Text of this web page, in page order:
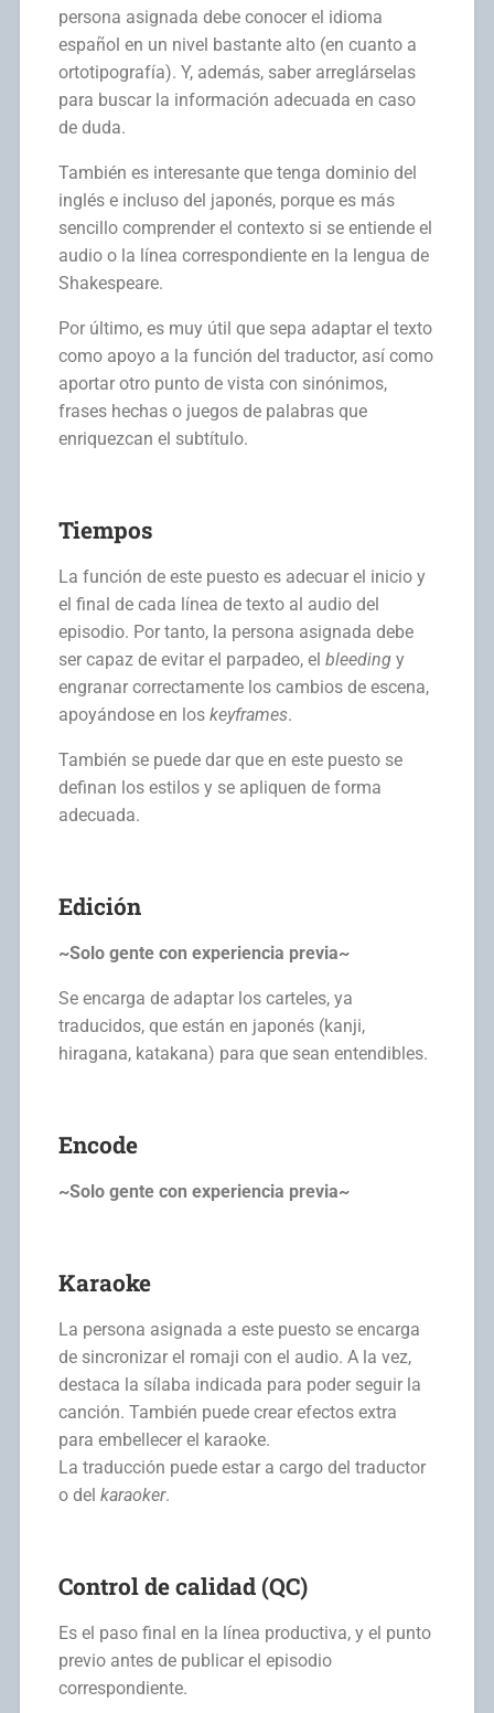
persona asignada debe conocer el idioma
español en un nivel bastante alto (en cuanto a
ortotipografía). Y, además, saber arreglárselas
para buscar la información adecuada en caso
de duda.
También es interesante que tenga dominio del
inglés e incluso del japonés, porque es más
sencillo comprender el contexto si se entiende el
audio o la línea correspondiente en la lengua de
Shakespeare.
Por último, es muy útil que sepa adaptar el texto
como apoyo a la función del traductor, así como
aportar otro punto de vista con sinónimos,
frases hechas o juegos de palabras que
enriquezcan el subtítulo.
Tiempos
La función de este puesto es adecuar el inicio y
el final de cada línea de texto al audio del
episodio. Por tanto, la persona asignada debe
ser capaz de evitar el parpadeo, el bleedingy
engranar correctamente los cambios de escena,
apoyándose en los keyframes.
También se puede dar que en este puesto se
definan los estilos y se apliquen de forma
adecuada.
Edición
~Solo gente con experiencia previa~
Se encarga de adaptar los carteles, ya
traducidos, que están en japonés (kanji,
hiragana, katakana) para que sean entendibles.
Encode
~Solo gente con experiencia previa~
Karaoke
La persona asignada a este puesto se encarga
de sincronizar el romaji con el audio. A la vez,
destaca la sílaba indicada para poder seguir la
canción. También puede crear efectos extra
para embellecer el karaoke.
La traducción puede estar a cargo del traductor
o del karaoker.
Control de calidad (QC)
Es el paso final en la línea productiva, y el punto
previo antes de publicar el episodio
correspondiente.